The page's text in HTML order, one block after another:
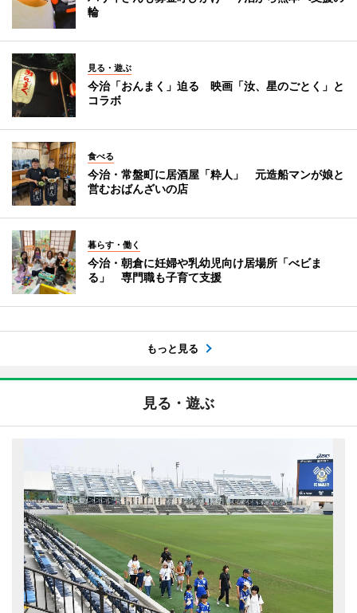
輪
見る・遊ぶ
今治「おんまく」迫る 映画「汝、星のごとく」と
コラボ
食べる
今治・常盤町に居酒屋「粋人」 元造船マンが娘と
営むおばんざいの店
暮らす・働く
今治・朝倉に妊婦や乳幼児向け居場所「べビま
る」 専門職も子育て支援
もっと見る
見る・遊ぶ